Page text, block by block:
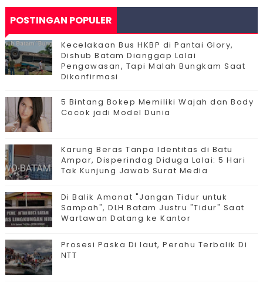
POSTINGAN POPULER
Kecelakaan Bus HKBP di Pantai Glory,
Dishub Batam Dianggap Lalai
Pengawasan, Tapi Malah Bungkam Saat
Dikonfirmasi
5 Bintang Bokep Memiliki Wajah dan Body
Cocok jadi Model Dunia
Karung Beras Tanpa Identitas di Batu
Ampar, Disperindag Diduga Lalai: 5 Hari
Tak Kunjung Jawab Surat Media
Di Balik Amanat "Jangan Tidur untuk
Sampah", DLH Batam Justru "Tidur" Saat
Wartawan Datang ke Kantor
Prosesi Paska Di laut, Perahu Terbalik Di
NTT